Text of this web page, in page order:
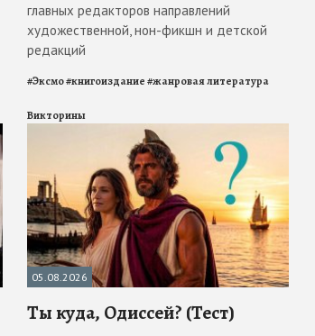
главных редакторов направлений
художественной, нон-фикшн и детской
редакций
#Эксмо#книгоиздание#жанровая литература
Викторины
05.08.2026
Ты куда, Одиссей? (Тест)